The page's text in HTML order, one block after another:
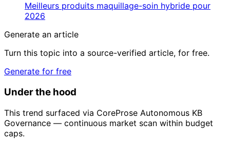
Meilleurs produits maquillage-soin hybride pour
2026
Generate an article
Turn this topic into a source-verified article, for free.
Generate for free
Under the hood
This trend surfaced via CoreProse Autonomous KB
Governance — continuous market scan within budget
caps.